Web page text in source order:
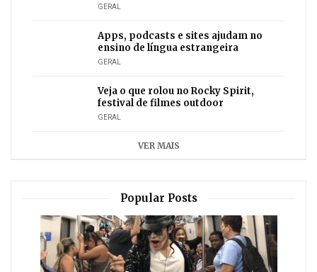
GERAL
Apps, podcasts e sites ajudam no
ensino de língua estrangeira
GERAL
Veja o que rolou no Rocky Spirit,
festival de filmes outdoor
GERAL
VER MAIS
Popular Posts